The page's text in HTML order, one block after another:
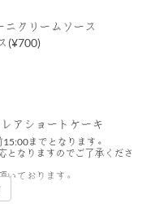
クリームソース
(¥700)
アショートケーキ
までとなります。
となりますのでご了承くださ
ております。